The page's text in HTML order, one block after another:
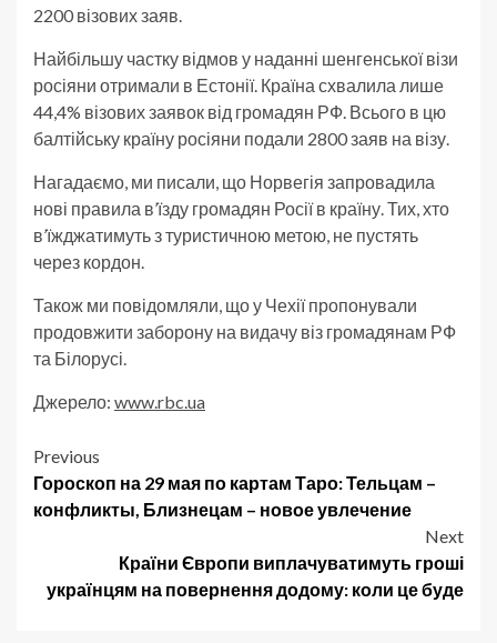
2200 візових заяв.
Найбільшу частку відмов у наданні шенгенської візи
росіяни отримали в Естонії. Країна схвалила лише
44,4% візових заявок від громадян РФ. Всього в цю
балтійську країну росіяни подали 2800 заяв на візу.
Нагадаємо, ми писали, що Норвегія запровадила
нові правила в’їзду громадян Росії в країну. Тих, хто
в’їжджатимуть з туристичною метою, не пустять
через кордон.
Також ми повідомляли, що у Чехії пропонували
продовжити заборону на видачу віз громадянам РФ
та Білорусі.
Джерело: www.rbc.ua
Post
navigation
Previous
Гороскоп на 29 мая по картам Таро: Тельцам –
конфликты, Близнецам – новое увлечение
Next
Країни Європи виплачуватимуть гроші
українцям на повернення додому: коли це буде